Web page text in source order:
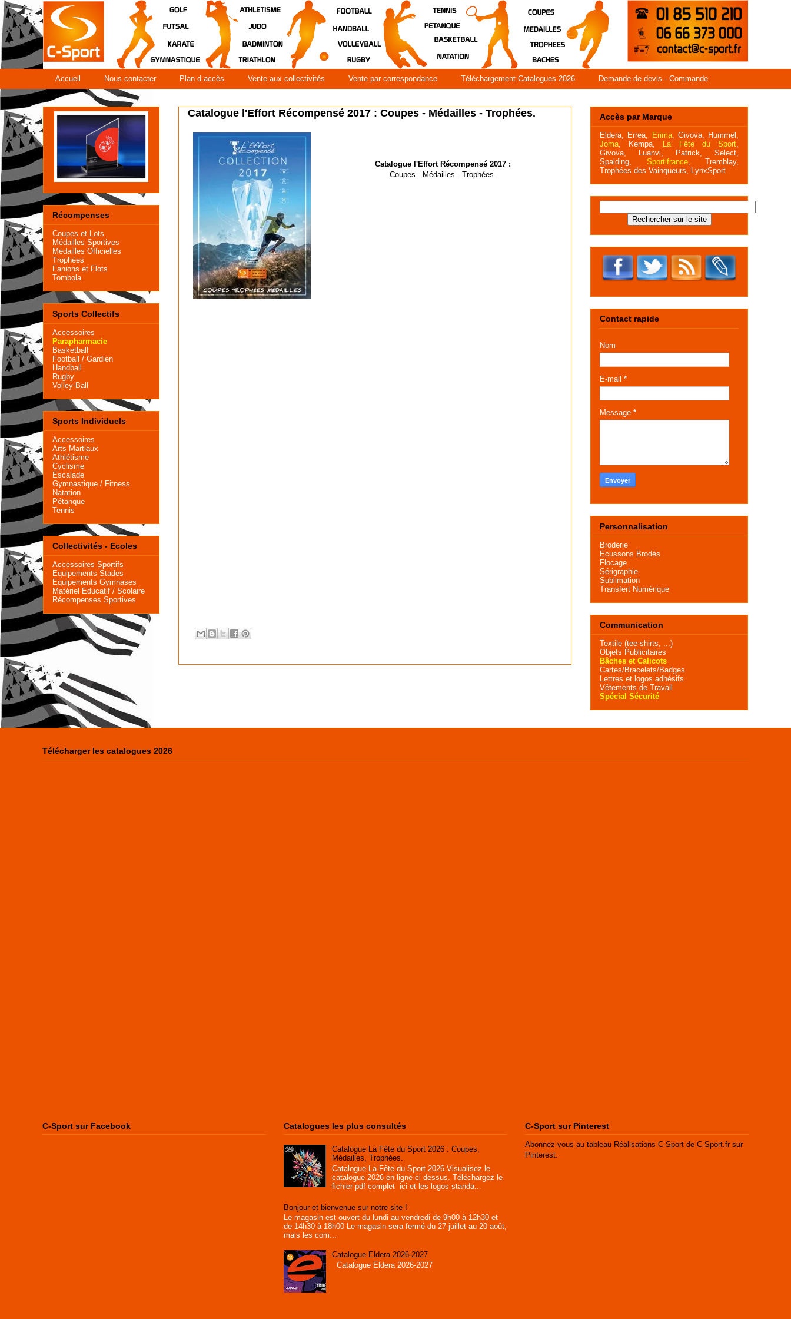
Accueil Nous contacter Plan d accès Vente aux collectivités Vente par correspondance Téléchargement Catalogues 2026 Demande de devis - Commande
Catalogue l'Effort Récompensé 2017 : Coupes - Médailles - Trophées.
Catalogue l'Effort Récompensé 2017 :
Coupes - Médailles - Trophées.
Récompenses
Coupes et Lots
Médailles Sportives
Médailles Officielles
Trophées
Fanions et Flots
Tombola
Sports Collectifs
Accessoires
Parapharmacie
Basketball
Football / Gardien
Handball
Rugby
Volley-Ball
Sports Individuels
Accessoires
Arts Martiaux
Athlétisme
Cyclisme
Escalade
Gymnastique / Fitness
Natation
Pétanque
Tennis
Collectivités - Ecoles
Accessoires Sportifs
Equipements Stades
Equipements Gymnases
Matériel Educatif / Scolaire
Récompenses Sportives
Accès par Marque
Eldera Errea Erima, Givova, Hummel
Joma
Kempa, La Fête du Sport
Givova,
Luanvi, Patrick,
Select,
Spalding,
Sportifrance, Tremblay,
Trophées des Vainqueurs,
LynxSport
Contact rapide
Nom
E-mail *
Message *
Personnalisation
Broderie
Ecussons Brodés
Flocage
Sérigraphie
Sublimation
Transfert Numérique
Communication
Textile (tee-shirts, ...)
Objets Publicitaires
Bâches et Calicots
Cartes/Bracelets/Badges
Lettres et logos adhésifs
Vêtements de Travail
Spécial Sécurité
Télécharger les catalogues 2026
C-Sport sur Facebook Catalogues les plus consultés
Catalogue La Fête du Sport 2026 : Coupes,
Médailles, Trophées.
Catalogue La Fête du Sport 2026 Visualisez le
catalogue 2026 en ligne ci dessus. Téléchargez le
fichier pdf complet ici et les logos standa...
Bonjour et bienvenue sur notre site !
Le magasin est ouvert du lundi au vendredi de 9h00 à 12h30 et
de 14h30 à 18h00 Le magasin sera fermé du 27 juillet au 20 août,
mais les com...
Catalogue Eldera 2026-2027
Catalogue Eldera 2026-2027
C-Sport sur Pinterest
Abonnez-vous au tableau Réalisations C-Sport de C-Sport.fr sur
Pinterest.